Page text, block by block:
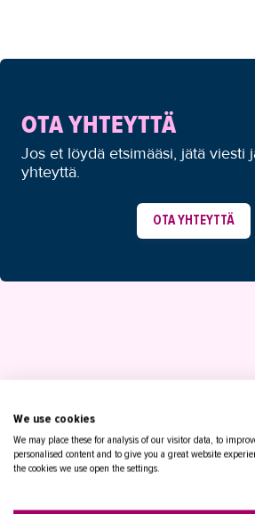
OTA YHTEYTTÄ
Jos et löydä etsimääsi, jätä viesti
yhteyttä.
OTA YHTEYTTÄ
Tampereen Aikuiskoulutuskeskus
PL 15, 33821 Tampere
Vaihde03 2361 111
We use cookies
We may place these for analysis of our visitor data, to
personalised content and to give you a great website
the cookies we use open the settings.